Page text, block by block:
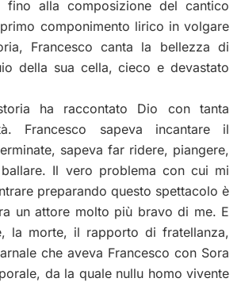
alla composizione del cantico
componimento lirico in volgare
Francesco canta la bellezza di
della sua cella, cieco e devastato
ha raccontato Dio con tanta
Francesco sapeva incantare il
sapeva far ridere, piangere,
Il vero problema con cui mi
preparando questo spettacolo è
un attore molto più bravo di me. E
la morte, il rapporto di fratellanza,
che aveva Francesco con Sora
da la quale nullu homo vivente